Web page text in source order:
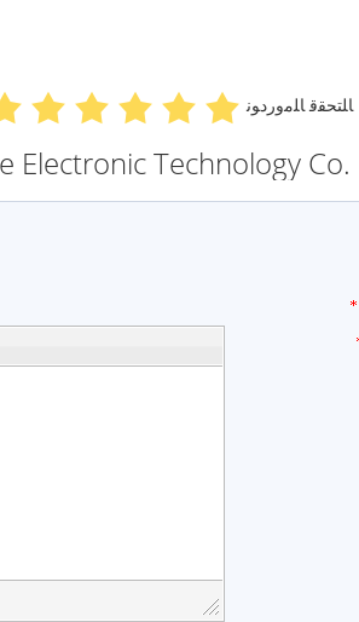
ﺎﻠﺘﺤﻘﻗ ﺎﻠﻣﻭﺭﺩﻮﻧ